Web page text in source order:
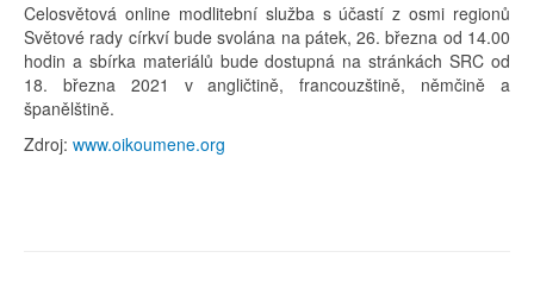
Celosvětová online modlitební služba s účastí z osmi regionů
Světové rady církví bude svolána na pátek, 26. března od 14.00
hodin a sbírka materiálů bude dostupná na stránkách SRC od
18. března 2021 v angličtině, francouzštině, němčině a
španělštině.
Zdroj: www.oikoumene.org